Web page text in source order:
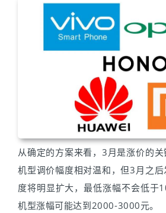
从确定的方案来看，3月是涨价的
机型调价幅度相对温和，但3月之
度将明显扩大，最低涨幅不会低于
机型涨幅可能达到2000-3000元。